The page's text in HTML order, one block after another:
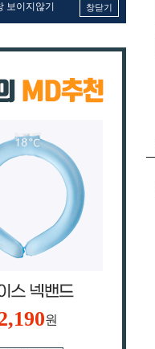
보이지않기 창닫기
원